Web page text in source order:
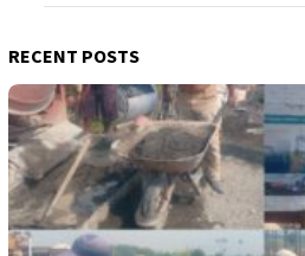
RECENT POSTS